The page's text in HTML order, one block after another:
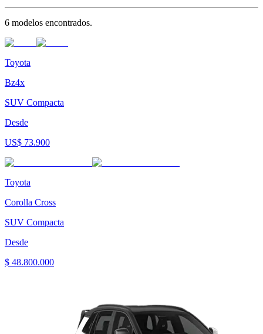
6 modelos encontrados.
Toyota
Bz4x
SUV Compacta
Desde
US$ 73.900
Toyota
Corolla Cross
SUV Compacta
Desde
$ 48.800.000